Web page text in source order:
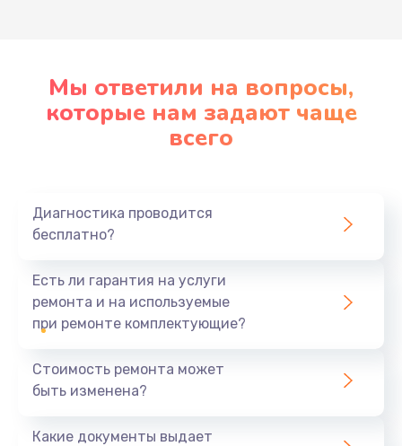
Мы ответили на вопросы,
которые нам задают чаще
всего
Диагностика проводится
бесплатно?
Есть ли гарантия на услуги
ремонта и на используемые
при ремонте комплектующие?
Стоимость ремонта может
быть изменена?
Какие документы выдает